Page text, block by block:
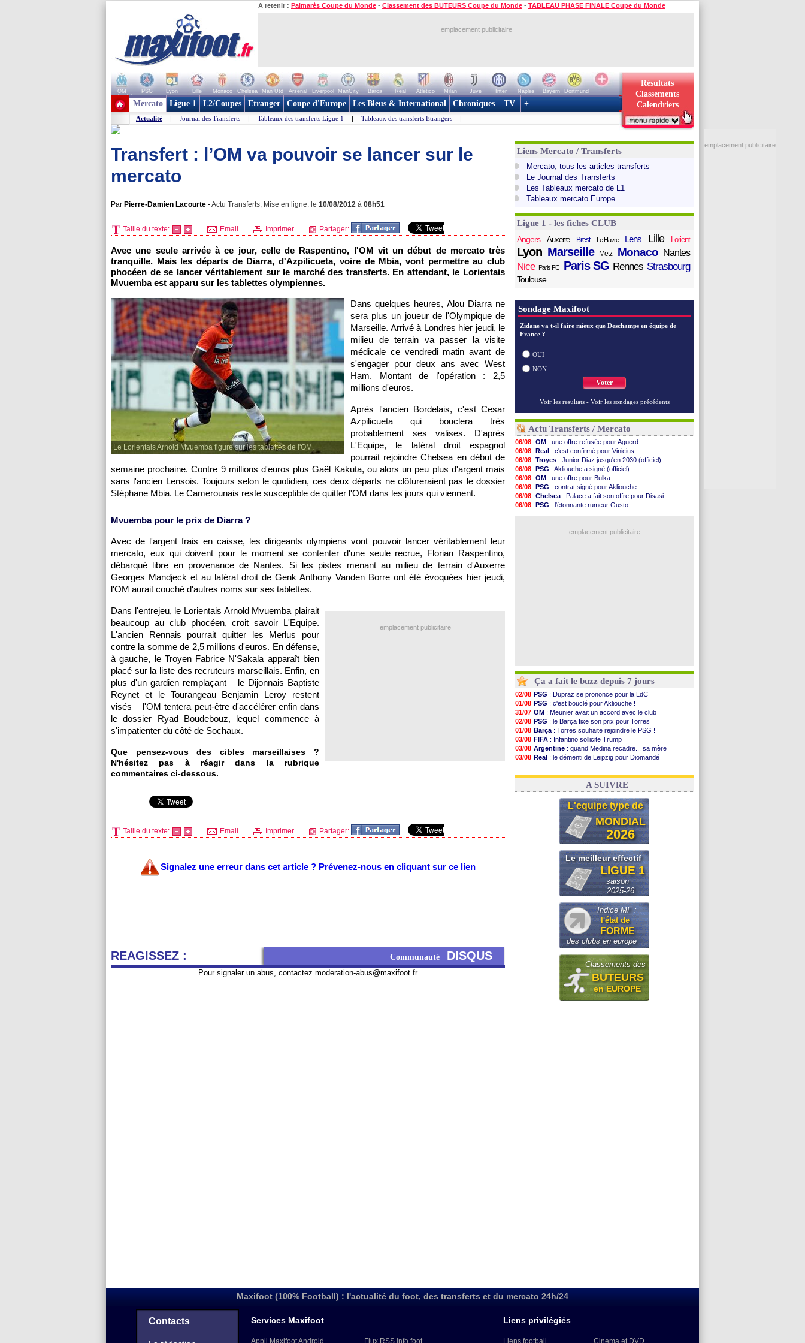
A retenir : Palmarès Coupe du Monde - Classement des BUTEURS Coupe du Monde - TABLEAU PHASE FINALE Coupe du Monde
emplacement publicitaire
OM PSG Lyon Lille Monaco Chelsea Man Utd Arsenal Liverpool ManCity Barca Real Atletico Milan Juve Inter Naples Bayern
Dortmund
+ de clubs
Résultats
Classements
Calendriers
Mercato Ligue 1 L2/Coupes Etranger Coupe d'Europe Les Bleus & International Chroniques TV +
Actualité | Journal des Transferts | Tableaux des transferts Ligue 1 | Tableaux des transferts Etrangers |
Transfert : l’OM va pouvoir se lancer sur le
mercato
Par Pierre-Damien Lacourte -Actu Transferts, Mise en ligne: le 10/08/2012 à 08h51
Taille du texte: Email Imprimer Partager:
Avec une seule arrivée à ce jour, celle de Raspentino, l'OM vit un début de mercato très
tranquille. Mais les départs de Diarra, d'Azpilicueta, voire de Mbia, vont permettre au club
phocéen de se lancer véritablement sur le marché des transferts. En attendant, le Lorientais
Mvuemba est apparu sur les tablettes olympiennes.
Le Lorientais Arnold Mvuemba figure sur les tablettes de l'OM.
Dans quelques heures, Alou Diarra ne
sera plus un joueur de l'Olympique de
Marseille. Arrivé à Londres hier jeudi, le
milieu de terrain va passer la visite
médicale ce vendredi matin avant de
s'engager pour deux ans avec West
Ham. Montant de l'opération : 2,5
millions d'euros.
Après l'ancien Bordelais, c'est Cesar
Azpilicueta qui bouclera très
probablement ses valises. D'après
L'Equipe, le latéral droit espagnol
pourrait rejoindre Chelsea en début de
semaine prochaine. Contre 9 millions d'euros plus Gaël Kakuta, ou alors un peu plus d'argent mais
sans l'ancien Lensois. Toujours selon le quotidien, ces deux départs ne clôtureraient pas le dossier
Stéphane Mbia. Le Camerounais reste susceptible de quitter l'OM dans les jours qui viennent.
Mvuemba pour le prix de Diarra ?
Avec de l'argent frais en caisse, les dirigeants olympiens vont pouvoir lancer véritablement leur
mercato, eux qui doivent pour le moment se contenter d'une seule recrue, Florian Raspentino,
débarqué libre en provenance de Nantes. Si les pistes menant au milieu de terrain d'Auxerre
Georges Mandjeck et au latéral droit de Genk Anthony Vanden Borre ont été évoquées hier jeudi,
l'OM aurait couché d'autres noms sur ses tablettes.
emplacement publicitaire
Dans l'entrejeu, le Lorientais Arnold Mvuemba plairait
beaucoup au club phocéen, croit savoir L'Equipe.
L'ancien Rennais pourrait quitter les Merlus pour
contre la somme de 2,5 millions d'euros. En défense,
à gauche, le Troyen Fabrice N'Sakala apparaît bien
placé sur la liste des recruteurs marseillais. Enfin, en
plus d'un gardien remplaçant – le Dijonnais Baptiste
Reynet et le Tourangeau Benjamin Leroy restent
visés – l'OM tentera peut-être d'accélérer enfin dans
le dossier Ryad Boudebouz, lequel commence à
s'impatienter du côté de Sochaux.
Que pensez-vous des cibles marseillaises ?
N'hésitez pas à réagir dans la rubrique
commentaires ci-dessous.
Taille du texte: Email Imprimer Partager:
Signalez une erreur dans cet article ? Prévenez-nous en cliquant sur ce lien
REAGISSEZ : Communauté DISQUS
Pour signaler un abus, contactez moderation-abus@maxifoot.fr
Liens Mercato / Transferts
Mercato, tous les articles transferts
Le Journal des Transferts
Les Tableaux mercato de L1
Tableaux mercato Europe
Ligue 1 - les fiches CLUB
Angers
Auxerre Brest Le Havre Lens Lille Lorient
Lyon Marseille Metz Monaco Nantes
Nice Paris FC Paris SG Rennes Strasbourg
Toulouse
Sondage Maxifoot
Zidane va t-il faire mieux que Deschamps en équipe de
France ?
OUI
NON
Voter
Voir les resultats - Voir les sondages précédents
Actu Transferts / Mercato
06/08 OM : une offre refusée pour Aguerd
06/08 Real : c'est confirmé pour Vinicius
06/08 Troyes : Junior Diaz jusqu'en 2030 (officiel)
06/08 PSG : Akliouche a signé (officiel)
06/08 OM : une offre pour Bulka
06/08 PSG : contrat signé pour Akliouche
06/08 Chelsea : Palace a fait son offre pour Disasi
06/08 PSG : l'étonnante rumeur Gusto
: Medina vers Leverkusen pour 25 M€
emplacement publicitaire
Ça a fait le buzz depuis 7 jours
02/08 PSG : Dupraz se prononce pour la LdC
01/08 PSG : c'est bouclé pour Akliouche !
31/07 OM : Meunier avait un accord avec le club
02/08 PSG : le Barça fixe son prix pour Torres
01/08 Barça : Torres souhaite rejoindre le PSG !
03/08 FIFA : Infantino sollicite Trump
03/08 Argentine : quand Medina recadre... sa mère
03/08 Real : le démenti de Leipzig pour Diomandé
31/07 FIFA: le conseiller d'Infantino démissionne !
A SUIVRE
L'equipe type de
MONDIAL
2026
Le meilleur effectif
LIGUE 1
saison
2025-26
Indice MF :
l'état de
FORME
des clubs en europe
Classements des
BUTEURS
en EUROPE
emplacement publicitaire
Maxifoot (100% Football) : l'actualité du foot, des transferts et du mercato 24h/24
Contacts Services Maxifoot
Appli Maxifoot Android Flux RSS info foot
Liens privilégiés
Liens football Cinema et DVD